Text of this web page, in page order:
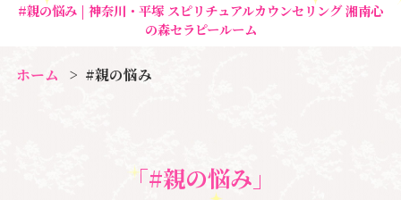
#親の悩み | 神奈川・平塚 スピリチュアルカウンセリング 湘南心
の森セラピールーム
ホーム #親の悩み
「#親の悩み」